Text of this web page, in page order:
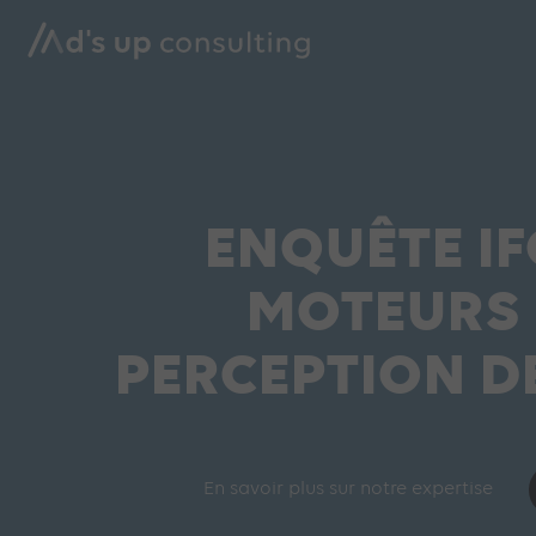
ENQUÊTE
MOTEURS
PERCEPTION
En savoir plus sur notre expertise